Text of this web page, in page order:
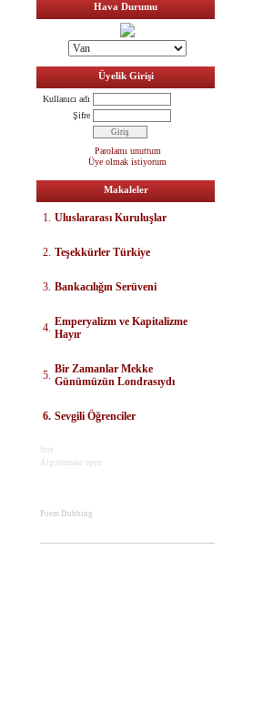
Hava Durumu
Üyelik Girişi
Kullanıcı adı
Şifre
Parolamı unuttum
Üye olmak istiyorum
Makaleler
1. Uluslararası Kuruluşlar
2. Teşekkürler Türkiye
3. Bankacılığın Serüveni
4. Emperyalizm ve Kapitalizme
Hayır
5. Bir Zamanlar Mekke
Günümüzün Londrasıydı
6. Sevgili Öğrenciler
Site
Algoritması open
Poem Dubbing